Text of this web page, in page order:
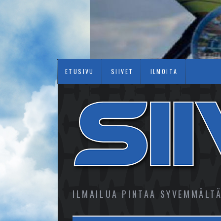
ETUSIVU SIIVET ILMOITA
ILMAILUA PINTAA